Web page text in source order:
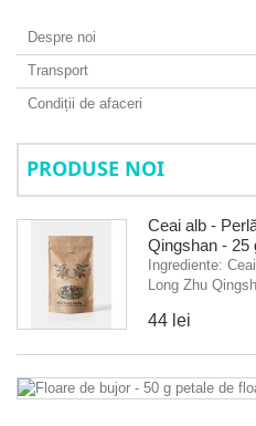
Despre noi
Transport
Condiții de afaceri
PRODUSE NOI
Ceai alb -
Qingshan - 25
Ingrediente:
Long Zhu
44 lei